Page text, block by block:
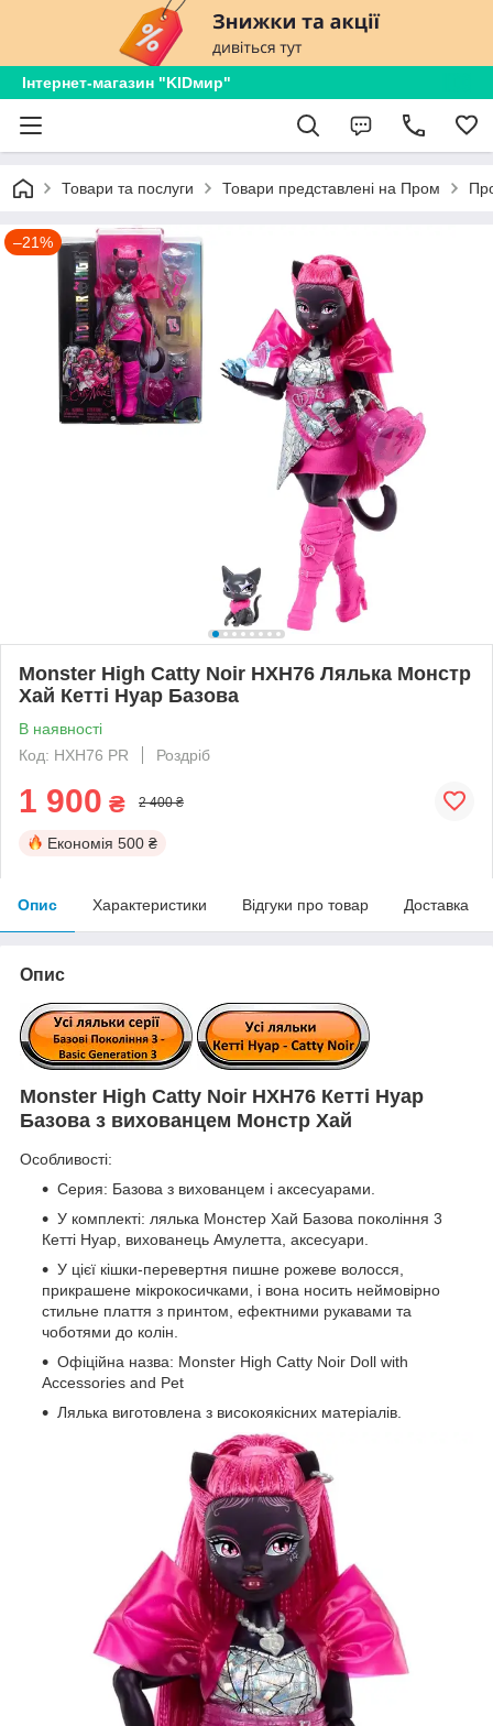
Інтернет-магазин "KIDмир"
Товари та послуги Товари представлені на Пром
–21%
Monster High Catty Noir HXH76 Лялька Монстр
Хай Кетті Нуар Базова
В наявності
Код: HXH76 PR
Роздріб
1 900 ₴ 2 400 ₴
Економія 500 ₴
Опис Характеристики Відгуки про товар Доставка
Опис
Monster High Catty Noir HXH76 Кетті Нуар
Базова з вихованцем Монстр Хай
Особливості:
Серия: Базова з вихованцем і аксесуарами.
У комплекті: лялька Монстер Хай Базова покоління 3
Кетті Нуар, вихованець Амулетта, аксесуари.
У цієї кішки-перевертня пишне рожеве волосся,
прикрашене мікрокосичками, і вона носить неймовірно
стильне плаття з принтом, ефектними рукавами та
чоботями до колін.
Офіційна назва: Monster High Catty Noir Doll with
Accessories and Pet
Лялька виготовлена з високоякісних матеріалів.